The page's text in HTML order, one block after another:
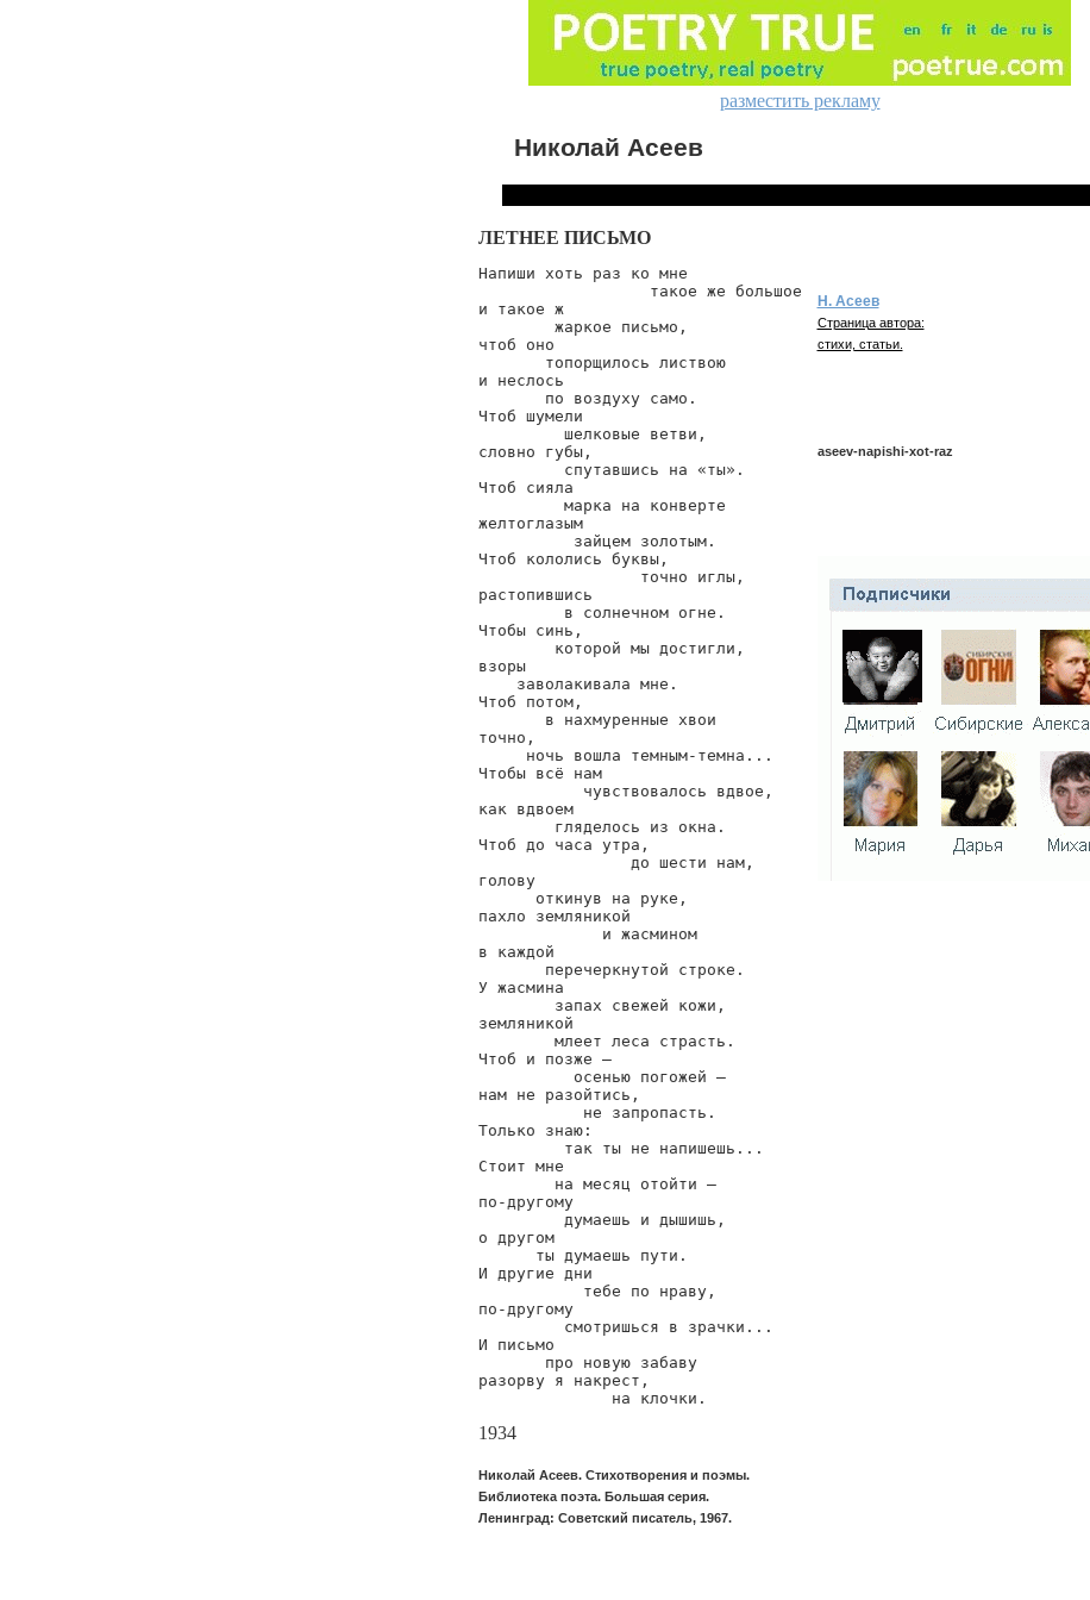
разместить рекламу
Николай Асеев
ЛЕТНЕЕ ПИСЬМО
Напиши хоть раз ко мне
                  такое же большое
и такое ж
        жаркое письмо,
чтоб оно
       топорщилось листвою
и неслось
       по воздуху само.
Чтоб шумели
         шелковые ветви,
словно губы,
         спутавшись на «ты».
Чтоб сияла
         марка на конверте
желтоглазым
          зайцем золотым.
Чтоб кололись буквы,
                 точно иглы,
растопившись
         в солнечном огне.
Чтобы синь,
        которой мы достигли,
взоры
    заволакивала мне.
Чтоб потом,
       в нахмуренные хвои
точно,
     ночь вошла темным-темна...
Чтобы всё нам
           чувствовалось вдвое,
как вдвоем
        гляделось из окна.
Чтоб до часа утра,
                до шести нам,
голову
      откинув на руке,
пахло земляникой
             и жасмином
в каждой
       перечеркнутой строке.
У жасмина
        запах свежей кожи,
земляникой
        млеет леса страсть.
Чтоб и позже —
          осенью погожей —
нам не разойтись,
           не запропасть.
Только знаю:
         так ты не напишешь...
Стоит мне
        на месяц отойти —
по-другому
         думаешь и дышишь,
о другом
      ты думаешь пути.
И другие дни
           тебе по нраву,
по-другому
         смотришься в зрачки...
И письмо
       про новую забаву
разорву я накрест,
              на клочки.
1934
Николай Асеев. Стихотворения и поэмы.
Библиотека поэта. Большая серия.
Ленинград: Советский писатель, 1967.
Н. Асеев
Страница автора:
стихи, статьи.
aseev-napishi-xot-raz